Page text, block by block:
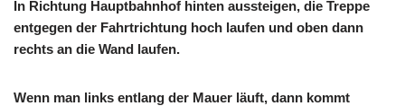
In Richtung Hauptbahnhof hinten aussteigen, die Treppe
entgegen der Fahrtrichtung hoch laufen und oben dann
rechts an die Wand laufen.
Wenn man links entlang der Mauer läuft, dann kommt